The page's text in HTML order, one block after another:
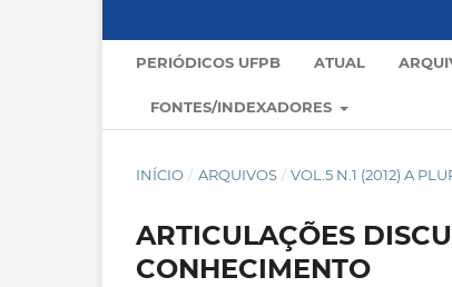
PERIÓDICOS UFPB ATUAL
FONTES/INDEXADORES
INÍCIO / ARQUIVOS / VOL.5 N.1 (2012) A
ARTICULAÇÕES
CONHECIMENTO